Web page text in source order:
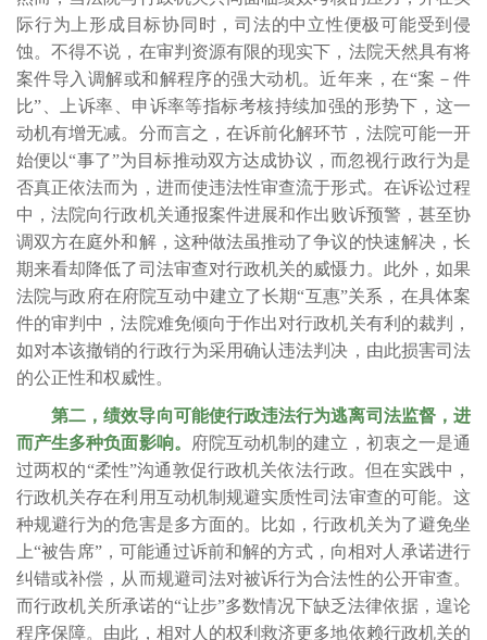
际行为上形成目标协同时，司法的中立性便极可能受到侵
蚀。不得不说，在审判资源有限的现实下，法院天然具有将
案件导入调解或和解程序的强大动机。近年来，在“案－件
比”、上诉率、申诉率等指标考核持续加强的形势下，这一
动机有增无减。分而言之，在诉前化解环节，法院可能一开
始便以“事了”为目标推动双方达成协议，而忽视行政行为是
否真正依法而为，进而使违法性审查流于形式。在诉讼过程
中，法院向行政机关通报案件进展和作出败诉预警，甚至协
调双方在庭外和解，这种做法虽推动了争议的快速解决，长
期来看却降低了司法审查对行政机关的威慑力。此外，如果
法院与政府在府院互动中建立了长期“互惠”关系，在具体案
件的审判中，法院难免倾向于作出对行政机关有利的裁判，
如对本该撤销的行政行为采用确认违法判决，由此损害司法
的公正性和权威性。
第二，绩效导向可能使行政违法行为逃离司法监督，进
而产生多种负面影响。
府院互动机制的建立，初衷之一是通
过两权的“柔性”沟通敦促行政机关依法行政。但在实践中，
行政机关存在利用互动机制规避实质性司法审查的可能。这
种规避行为的危害是多方面的。比如，行政机关为了避免坐
上“被告席”，可能通过诉前和解的方式，向相对人承诺进行
纠错或补偿，从而规避司法对被诉行为合法性的公开审查。
而行政机关所承诺的“让步”多数情况下缺乏法律依据，遑论
程序保障。由此，相对人的权利救济更多地依赖行政机关的